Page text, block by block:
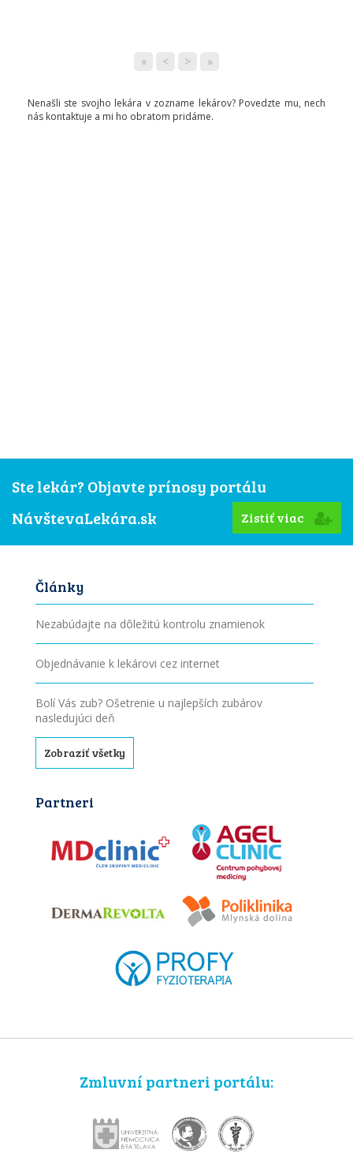
« < > »
Nenašli ste svojho lekára v zozname lekárov? Povedzte mu, nech
nás kontaktuje a mi ho obratom pridáme.
Ste lekár? Objavte prínosy portálu
NávštevaLekára.sk
Zistiť viac
Články
Nezabúdajte na dôležitú kontrolu znamienok
Objednávanie k lekárovi cez internet
Bolí Vás zub? Ošetrenie u najlepších zubárov
nasledujúci deň
Zobraziť všetky
Partneri
Zmluvní partneri portálu: